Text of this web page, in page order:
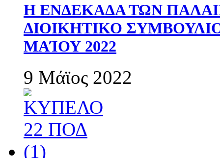
Η ΕΝΔΕΚΑΔΑ ΤΩΝ
ΔΙΟΙΚΗΤΙΚΟ
ΜΑΊΟΥ 2022
9 Μάϊος 2022